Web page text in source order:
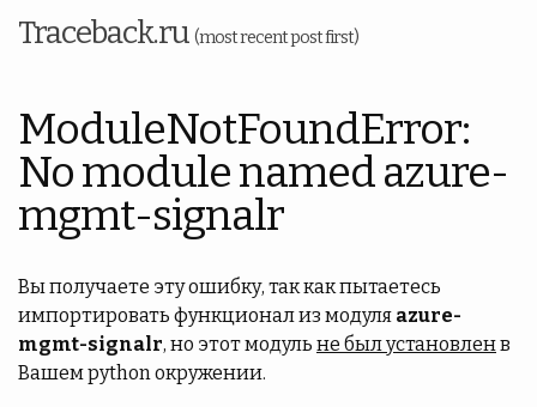
Traceback.ru (most recent post first)
ModuleNotFoundError:
No module named azure-
mgmt-signalr
Вы получаете эту ошибку, так как пытаетесь
импортировать функционал из модуля azure-
mgmt-signalr, но этот модуль не был установленв
Вашем python окружении.